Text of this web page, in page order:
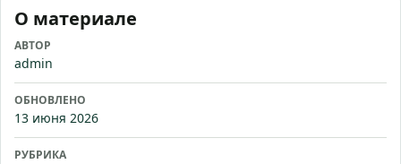
О материале
АВТОР
admin
ОБНОВЛЕНО
13 июня 2026
РУБРИКА